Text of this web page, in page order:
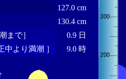
127.0 cm
130.4 cm
まで］
0.9 日
より満潮 ］
9.0 時